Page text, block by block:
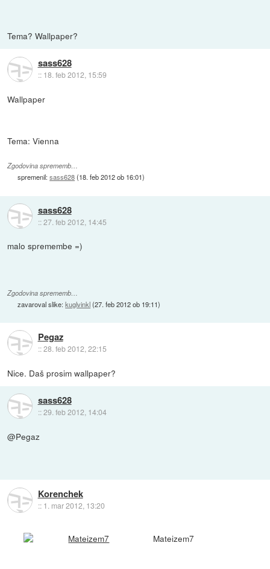
Tema? Wallpaper?
sass628
:: 18. feb 2012, 15:59
Wallpaper
Tema: Vienna
Zgodovina sprememb…
spremenil:sass628(18. feb 2012 ob 16:01)
sass628
::27. feb 2012, 14:45
malo spremembe =)
Zgodovina sprememb…
zavaroval slike:kuglvinkl(27. feb 2012 ob 19:11)
Pegaz
::28. feb 2012, 22:15
Nice. Daš prosim wallpaper?
sass628
::29. feb 2012, 14:04
@Pegaz
Korenchek
:: 1. mar 2012, 13:20
Mateizem7